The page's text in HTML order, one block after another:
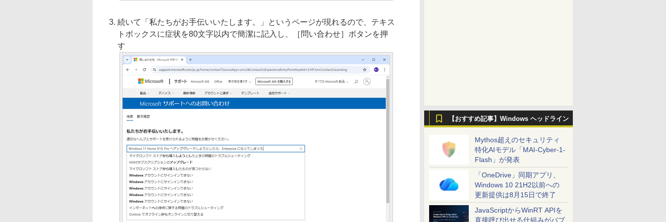
【おすすめ記事】Windows ヘッドライン
Mythos超えのセキュリティ
特化AIモデル「MAI-Cyber-1-
Flash」が発表
「OneDrive」同期アプリ、
Windows 10 21H2以前への
更新提供は8月15日で終了
JavaScriptからWinRT APIを
直接呼び出せる仕組みがパブ
続いて「私たちがお手伝いいたします。」というページが現れるので、テキス
トボックスに症状を80文字以内で簡潔に記入し、［問い合わせ］ボタンを押
す